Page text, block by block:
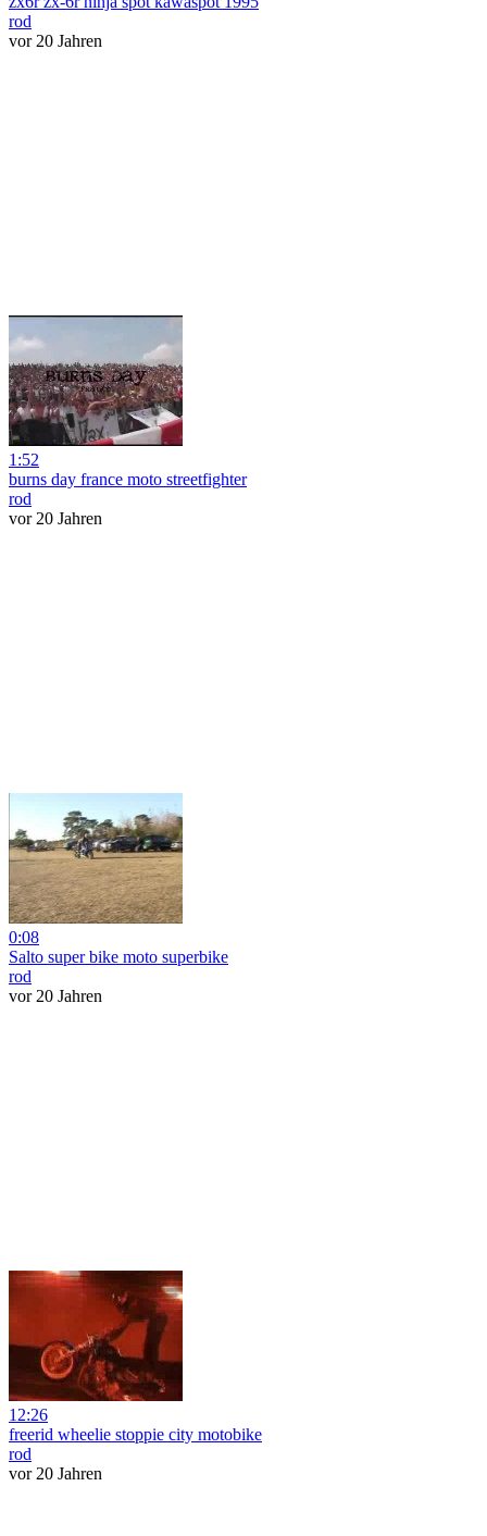
rod
vor 20 Jahren
1:52
burns day france moto streetfighter
rod
vor 20 Jahren
0:08
Salto super bike moto superbike
rod
vor 20 Jahren
12:26
freerid wheelie stoppie city motobike
rod
vor 20 Jahren